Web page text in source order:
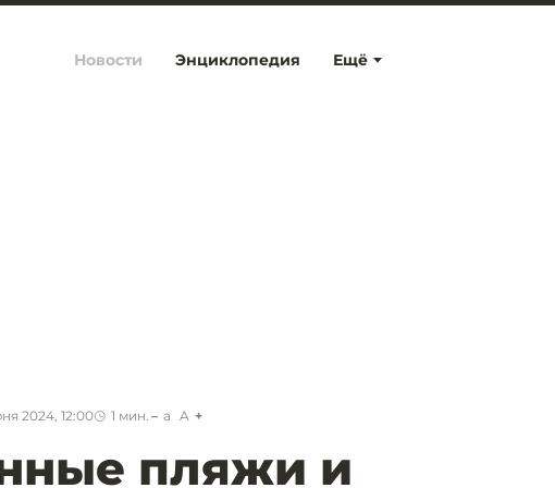
Ещё
Новости Энциклопедия
2024, 12:00 1 мин. a A
пляжи и